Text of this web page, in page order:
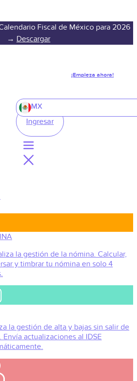
Fiscal de México para 2026
→ Descargar
¡Empieza ahora!
MX
Ingresar
la gestión de la nómina. Calcular,
y timbrar tu nómina en solo 4
la gestión de alta y bajas sin salir de
Envía actualizaciones al IDSE